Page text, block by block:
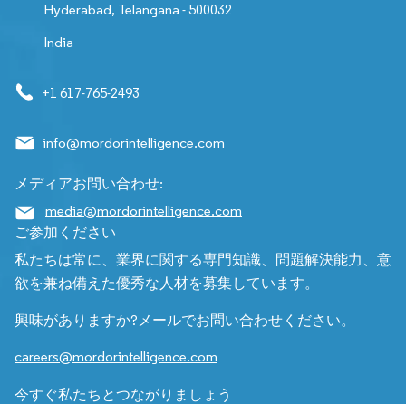
Hyderabad, Telangana - 500032
India
+1 617-765-2493
info@mordorintelligence.com
メディアお問い合わせ:
media@mordorintelligence.com
ご参加ください
私たちは常に、業界に関する専門知識、問題解決能力、意
欲を兼ね備えた優秀な人材を募集しています。
興味がありますか?メールでお問い合わせください。
careers@mordorintelligence.com
今すぐ私たちとつながりましょう